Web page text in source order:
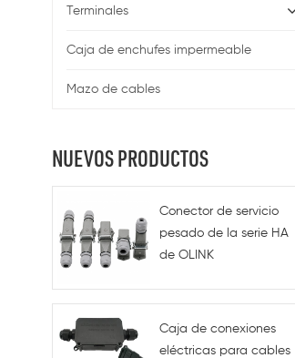
Terminales
Caja de enchufes impermeable
Mazo de cables
NUEVOS PRODUCTOS
Conector de servicio
pesado de la serie HA
de OLINK
Caja de conexiones
eléctricas para cables